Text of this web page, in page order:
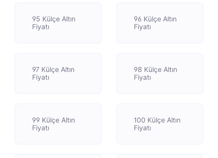
95 Külçe Altın
Fiyatı
96 Külçe Altın
Fiyatı
97 Külçe Altın
Fiyatı
98 Külçe Altın
Fiyatı
99 Külçe Altın
Fiyatı
100 Külçe Altın
Fiyatı